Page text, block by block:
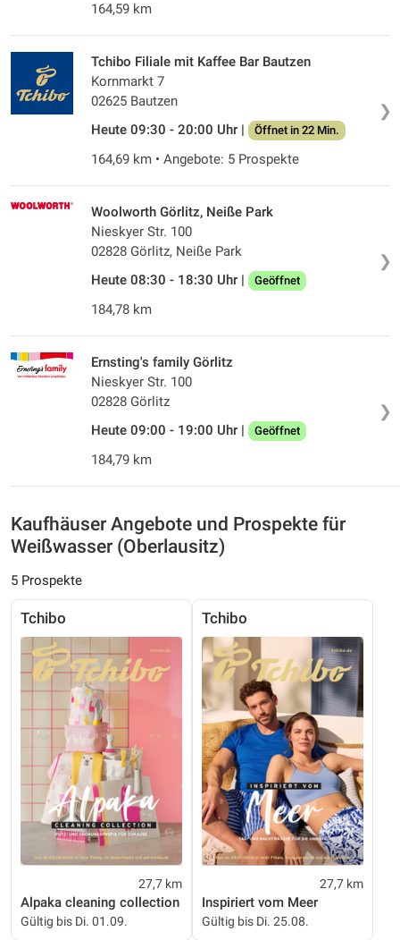
164,59 km
❯
Tchibo Filiale mit Kaffee Bar Bautzen
Kornmarkt 7
02625 Bautzen
Heute 09:30 - 20:00 Uhr |
Öffnet in 22 Min.
164,69 km • Angebote: 5 Prospekte
❯
Woolworth Görlitz, Neiße Park
Nieskyer Str. 100
02828 Görlitz, Neiße Park
Heute 08:30 - 18:30 Uhr |
Geöffnet
184,78 km
❯
Ernsting's family Görlitz
Nieskyer Str. 100
02828 Görlitz
Heute 09:00 - 19:00 Uhr |
Geöffnet
184,79 km
Kaufhäuser Angebote und Prospekte für
Weißwasser (Oberlausitz)
5 Prospekte
Tchibo
27,7 km
Alpaka cleaning collection
Gültig bis Di. 01.09.
Tchibo
27,7 km
Inspiriert vom Meer
Gültig bis Di. 25.08.